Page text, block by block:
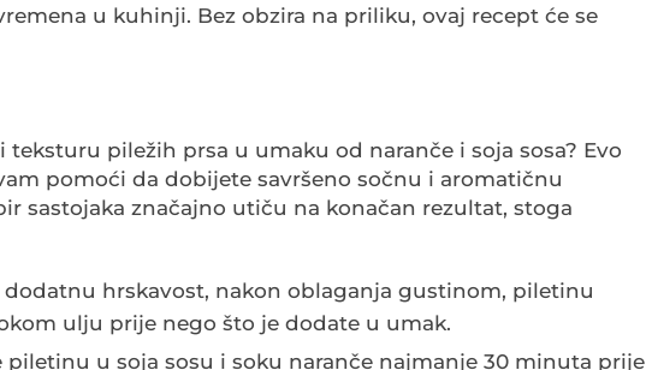
u kuhinji. Bez obzira na priliku, ovaj recept će se
piležih prsa u umaku od naranče i soja sosa? Evo
pomoći da dobijete savršeno sočnu i aromatičnu
sastojaka značajno utiču na konačan rezultat, stoga
dodatnu hrskavost, nakon oblaganja gustinom, piletinu
ulju prije nego što je dodate u umak.
piletinu u soja sosu i soku naranče najmanje 30 minuta prije